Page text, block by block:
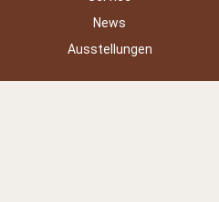
News
Ausstellungen